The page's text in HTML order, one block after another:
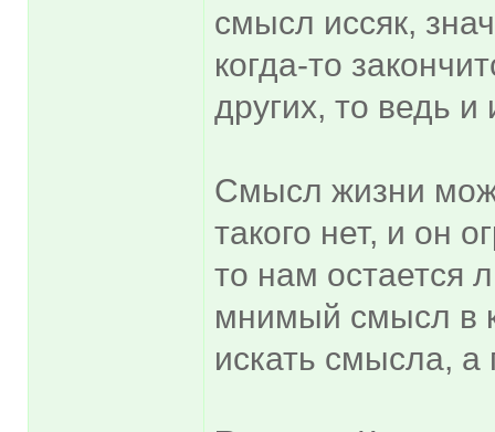
смысл иссяк,
когда-то
других, то ведь
Смысл жизни
такого нет, и он
то нам остается
мнимый смысл в
искать смысла,